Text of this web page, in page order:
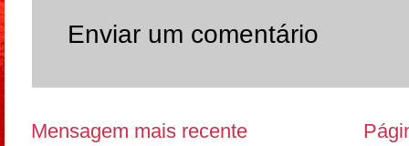
Enviar um comentário
Mensagem mais recente